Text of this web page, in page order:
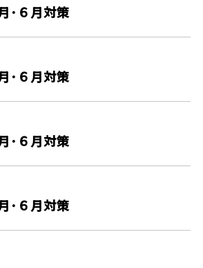
･６月対策
･６月対策
･６月対策
･６月対策